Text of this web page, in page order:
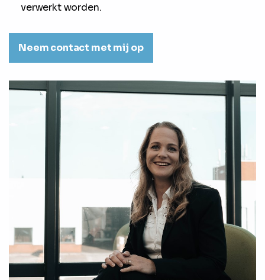
verwerkt worden.